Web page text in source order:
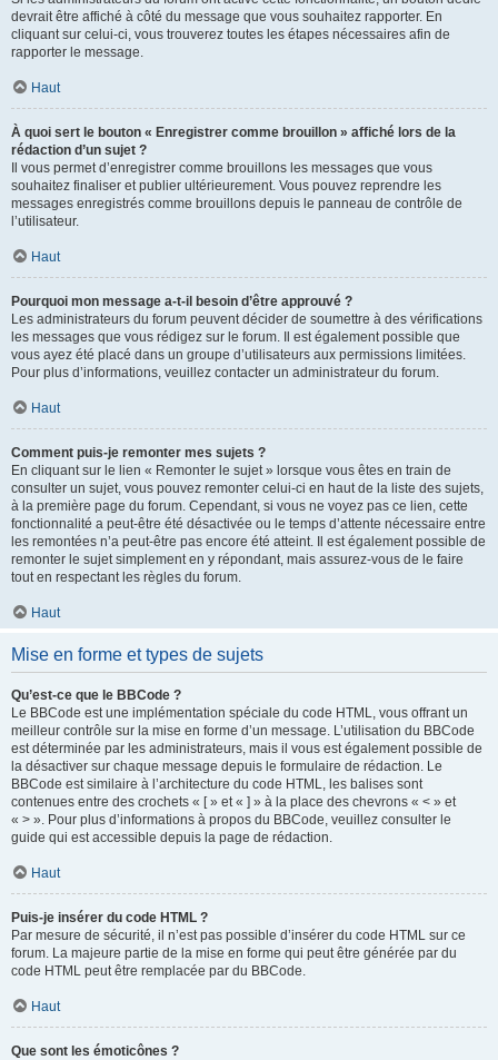
devrait être affiché à côté du message que vous souhaitez rapporter. En
cliquant sur celui-ci, vous trouverez toutes les étapes nécessaires afin de
rapporter le message.
Haut
À quoi sert le bouton « Enregistrer comme brouillon » affiché lors de la
rédaction d’un sujet ?
Il vous permet d’enregistrer comme brouillons les messages que vous
souhaitez finaliser et publier ultérieurement. Vous pouvez reprendre les
messages enregistrés comme brouillons depuis le panneau de contrôle de
l’utilisateur.
Haut
Pourquoi mon message a-t-il besoin d’être approuvé ?
Les administrateurs du forum peuvent décider de soumettre à des vérifications
les messages que vous rédigez sur le forum. Il est également possible que
vous ayez été placé dans un groupe d’utilisateurs aux permissions limitées.
Pour plus d’informations, veuillez contacter un administrateur du forum.
Haut
Comment puis-je remonter mes sujets ?
En cliquant sur le lien « Remonter le sujet » lorsque vous êtes en train de
consulter un sujet, vous pouvez remonter celui-ci en haut de la liste des sujets,
à la première page du forum. Cependant, si vous ne voyez pas ce lien, cette
fonctionnalité a peut-être été désactivée ou le temps d’attente nécessaire entre
les remontées n’a peut-être pas encore été atteint. Il est également possible de
remonter le sujet simplement en y répondant, mais assurez-vous de le faire
tout en respectant les règles du forum.
Haut
Mise en forme et types de sujets
Qu’est-ce que le BBCode ?
Le BBCode est une implémentation spéciale du code HTML, vous offrant un
meilleur contrôle sur la mise en forme d’un message. L’utilisation du BBCode
est déterminée par les administrateurs, mais il vous est également possible de
la désactiver sur chaque message depuis le formulaire de rédaction. Le
BBCode est similaire à l’architecture du code HTML, les balises sont
contenues entre des crochets « [ » et « ] » à la place des chevrons « < » et
« > ». Pour plus d’informations à propos du BBCode, veuillez consulter le
guide qui est accessible depuis la page de rédaction.
Haut
Puis-je insérer du code HTML ?
Par mesure de sécurité, il n’est pas possible d’insérer du code HTML sur ce
forum. La majeure partie de la mise en forme qui peut être générée par du
code HTML peut être remplacée par du BBCode.
Haut
Que sont les émoticônes ?